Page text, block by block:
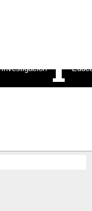
Investigación